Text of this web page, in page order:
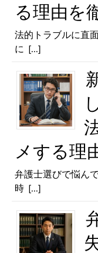
る理由を
法的トラブルに直
に [...]
メする理
弁護士選びで悩ん
時 [...]